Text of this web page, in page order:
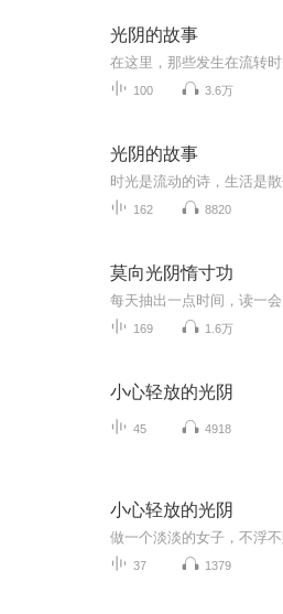
光阴的故事
100 3.6万
光阴的故事
162 8820
莫向光阴惰寸功
每天抽出一点时间，读一
169 1.6万
小心轻放的光阴
45 4918
小心轻放的光阴
37 1379